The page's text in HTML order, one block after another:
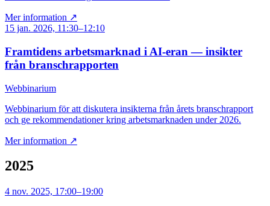
Mer information ↗
15 jan. 2026, 11:30–12:10
Framtidens arbetsmarknad i AI-eran — insikter
från branschrapporten
Webbinarium
Webbinarium för att diskutera insikterna från årets branschrapport
och ge rekommendationer kring arbetsmarknaden under 2026.
Mer information ↗
2025
4 nov. 2025, 17:00–19:00